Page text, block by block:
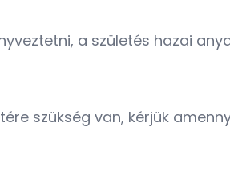
a születés hazai
szükség van, kérjük